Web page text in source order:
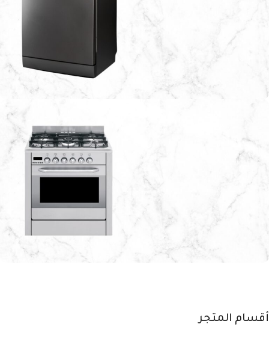
الذكي
تسوق الآن
طهي أسرع ونتائج مبهرة
أقسام المتجر